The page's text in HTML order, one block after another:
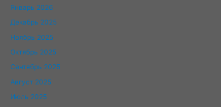
Январь 2026
Декабрь 2025
Ноябрь 2025
Октябрь 2025
Сентябрь 2025
Август 2025
Июль 2025